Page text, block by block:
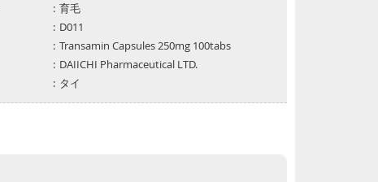
育毛
D011
Transamin Capsules 250mg 100tabs
DAIICHI Pharmaceutical LTD.
タイ